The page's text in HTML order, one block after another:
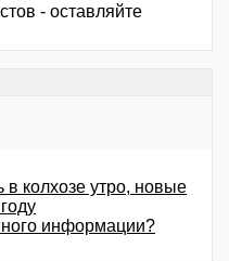
- оставляйте
в колхозе утро, новые
информации?